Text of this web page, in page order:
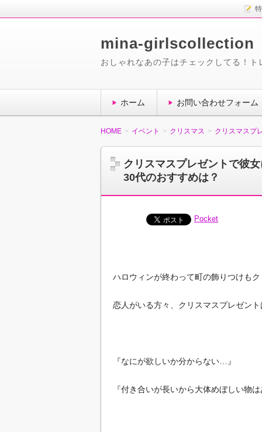
mina-girlscollection
おしゃれなあの子はチェックしてる！
ホーム お問い合わせフォーム
HOME イベント クリスマス クリスマスプ
クリスマスプレゼントで彼
30代のおすすめは？
Pocket
ハロウィンが終わって町の飾りつけも
恋人がいる方々、クリスマスプレゼン
『なにが欲しいか分からない…』
『付き合いが長いから大体めぼしい物